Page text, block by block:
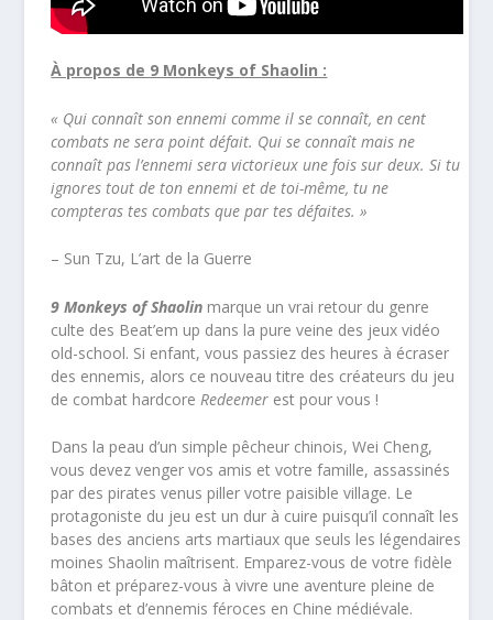
À propos de 9 Monkeys of Shaolin :
« Qui connaît son ennemi comme il se connaît, en cent
combats ne sera point défait. Qui se connaît mais ne
connaît pas l’ennemi sera victorieux une fois sur deux. Si tu
ignores tout de ton ennemi et de toi-même, tu ne
compteras tes combats que par tes défaites. »
– Sun Tzu, L’art de la Guerre
9 Monkeys of Shaolin marque un vrai retour du genre
culte des Beat’em up dans la pure veine des jeux vidéo
old-school. Si enfant, vous passiez des heures à écraser
des ennemis, alors ce nouveau titre des créateurs du jeu
de combat hardcore Redeemer est pour vous !
Dans la peau d’un simple pêcheur chinois, Wei Cheng,
vous devez venger vos amis et votre famille, assassinés
par des pirates venus piller votre paisible village. Le
protagoniste du jeu est un dur à cuire puisqu’il connaît les
bases des anciens arts martiaux que seuls les légendaires
moines Shaolin maîtrisent. Emparez-vous de votre fidèle
bâton et préparez-vous à vivre une aventure pleine de
combats et d’ennemis féroces en Chine médiévale.